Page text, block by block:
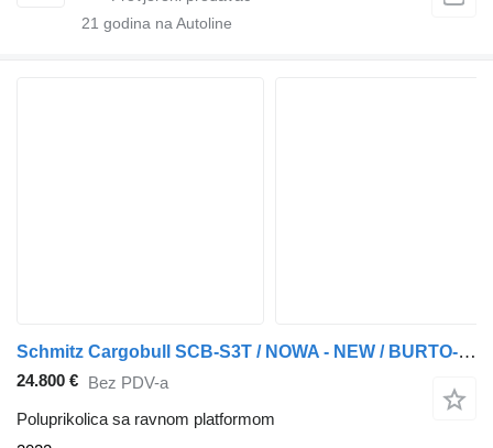
21 godina na Autoline
Schmitz Cargobull SCB-S3T / NOWA - NEW / BURTO-FIRANKA / STANDARD
24.800 € Bez PDV-a
Poluprikolica sa ravnom platformom